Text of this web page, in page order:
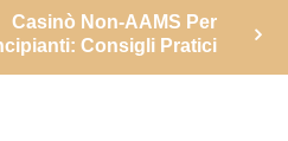
Casinò Non-AAMS Per
Consigli Pratici